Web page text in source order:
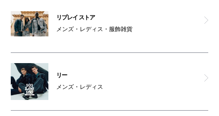
リプレイ ストア
メンズ・レディス・服飾雑貨
リー
メンズ・レディス